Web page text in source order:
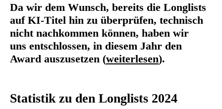
Da wir dem Wunsch, bereits die Longlists
auf KI-Titel hin zu überprüfen, technisch
nicht nachkommen können, haben wir
uns entschlossen, in diesem Jahr den
Award auszusetzen (weiterlesen).
Statistik zu den Longlists 2024